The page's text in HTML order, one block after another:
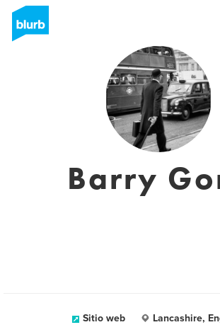
Barry
Sitio web Lancashire,